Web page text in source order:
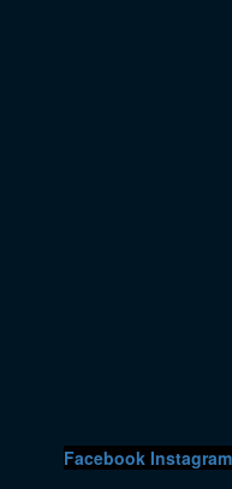
Facebook Instagram